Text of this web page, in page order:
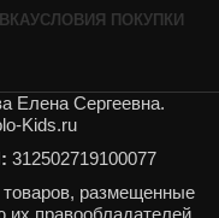
УСЛОВИЯ ПОКУПКИ
Елена Сергеевна.
Kids.ru
312502719100077
размещенные